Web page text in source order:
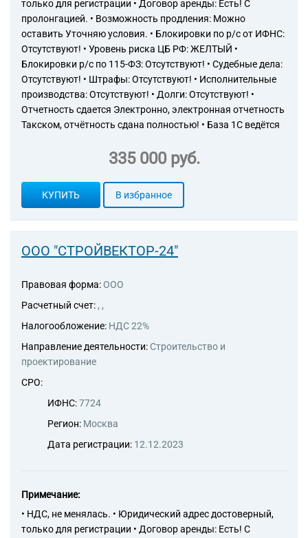
только для регистрации • Договор аренды: Есть! С
пролонгацией. • Возможность продления: Можно
оставить Уточняю условия. • Блокировки по р/с от ИФНС:
Отсутствуют! • Уровень риска ЦБ РФ: ЖЕЛТЫЙ •
Блокировки р/с по 115-ФЗ: Отсутствуют! • Судебные дела:
Отсутствуют! • Штрафы: Отсутствуют! • Исполнительные
производства: Отсутствуют! • Долги: Отсутствуют! •
Отчетность сдается Электронно, электронная отчетность
Такском, отчётность сдана полностью! • База 1С ведётся
335 000 руб.
КУПИТЬ В избранное
ООО "СТРОЙВЕКТОР-24"
Правовая форма: ООО
Расчетный счет: , ,
Налогообложение: НДС 22%
Направление деятельности: Строительство и
проектирование
СРО:
ИФНС:7724
Регион: Москва
Дата регистрации: 12.12.2023
Примечание:
• НДС, не менялась. • Юридический адрес достоверный,
только для регистрации • Договор аренды: Есть! С